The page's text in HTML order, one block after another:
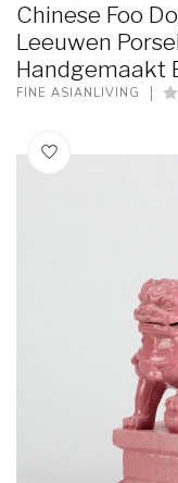
Chinese Foo
Leeuwen
Handgemaakt
FINE ASIANLIVING